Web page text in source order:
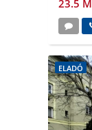
23.5
ELADÓ